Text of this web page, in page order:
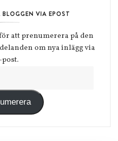
BLOGGEN VIA EPOST
att prenumerera på den
om nya inlägg via
post.